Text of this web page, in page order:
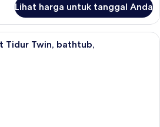
Lihat harga untuk tanggal Anda
Seprai katun Mesir, seprai premium,
Tidur Twin, bathtub,